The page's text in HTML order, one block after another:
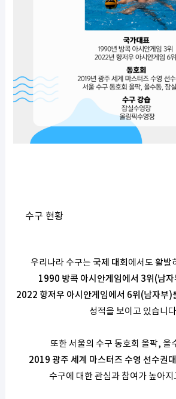
수구 현황
우리나라 수구는국제 대회 에서도 활발
1990 방콕 아시안게임에서 3위(남자
2022 항저우 아시안게임에서 6위(남자부)
성적을 보이고 있습니
또한 서울의 수구 동호회 올팍, 올
2019 광주 세계 마스터즈 수영 선수권대
수구에 대한 관심과 참여가 높아지